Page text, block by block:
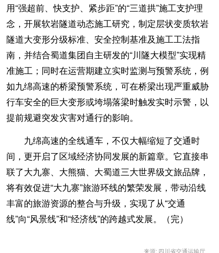
用“强超前、快支护、紧步距”的“三道拱”施工支护理
念，开展软岩隧道动态施工研究，制定层状变质软岩
隧道大变形分级标准、安全控制基准及施工工法指
南，并结合蜀道集团自主研发的“川隧大模型”实现精
准施工；同时在运营期建立实时监测与预警系统，例
如九绵高速的桥梁预警系统，可在桥梁出现严重威胁
行车安全的巨大变形或垮塌落梁时触发实时示警，以
提前规避突发灾害对通行的影响。
九绵高速的全线通车，不仅大幅缩短了交通时
间，更开启了区域经济协同发展的新篇章。它直接串
联了大九寨、大熊猫、大蜀道三大世界级文旅品牌，
将有效促进“大九寨”旅游环线的繁荣发展，带动沿线
丰富的旅游资源的整合与升级，实现了从“交通
线”向“风景线”和“经济线”的跨越式发展。（完）
来源: 四川省交通运输厅